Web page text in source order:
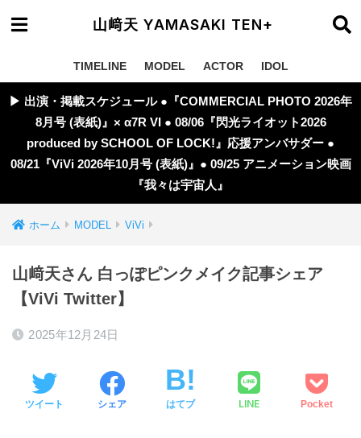
山﨑天 YAMASAKI TEN+
TIMELINE MODEL ACTOR IDOL
▶︎ 出演・掲載スケジュール ●『COMMERCIAL PHOTO 2026年
8月号 (表紙)』× α7R VI ● 08/06『閃光ライオット2026
produced by SCHOOL OF LOCK!』応援アンバサダー ●
08/21『ViVi 2026年10月号 (表紙)』● 09/25 アニメーション映画
『我々は宇宙人』
ホーム MODEL ViVi
山﨑天さん 白っぽピンクメイク記事シェア
【ViVi Twitter】
2025年12月24日
ツイート シェア はてブ LINE Pocket